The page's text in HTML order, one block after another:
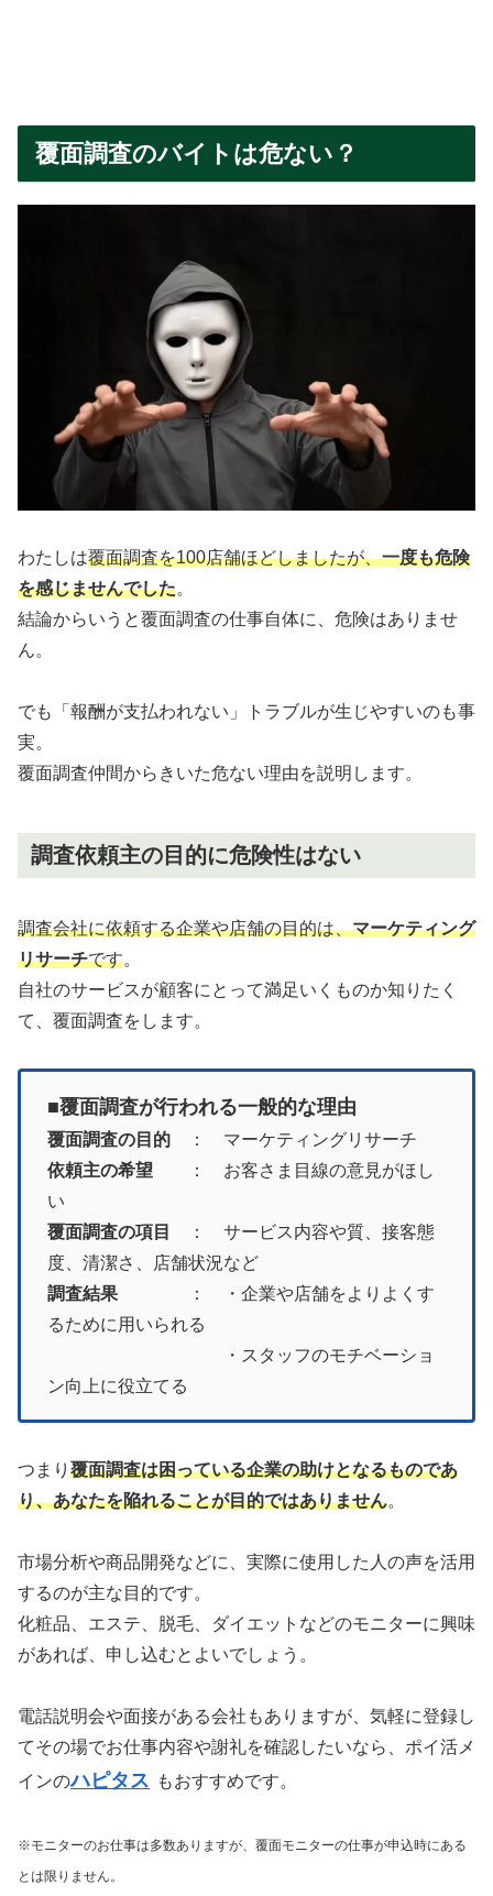
覆面調査のバイトは危ない？
わたしは覆面調査を100店舗ほどしましたが、一度も危険
を感じませんでした。
結論からいうと覆面調査の仕事自体に、危険はありませ
ん。
でも「報酬が支払われない」トラブルが生じやすいのも事
実。
覆面調査仲間からきいた危ない理由を説明します。
調査依頼主の目的に危険性はない
調査会社に依頼する企業や店舗の目的は、マーケティング
リサーチです。
自社のサービスが顧客にとって満足いくものか知りたく
て、覆面調査をします。
■覆面調査が行われる一般的な理由
覆面調査の目的 ： マーケティングリサーチ
依頼主の希望 ： お客さま目線の意見がほし
い
覆面調査の項目
： サービス内容や質、接客態
度、清潔さ、店舗状況など
調査結果 ： ・企業や店舗をよりよくす
るために用いられる
・スタッフのモチベーショ
ン向上に役立てる
つまり 覆面調査は困っている企業の助けとなるものであ
り、あなたを陥れることが目的ではありません。
市場分析や商品開発などに、実際に使用した人の声を活用
するのが主な目的です。
化粧品、エステ、脱毛、ダイエットなどのモニターに興味
があれば、申し込むとよいでしょう。
電話説明会や面接がある会社もありますが、気軽に登録し
てその場でお仕事内容や謝礼を確認したいなら、ポイ活メ
インのハピタス もおすすめです。
※モニターのお仕事は多数ありますが、覆面モニターの仕事が申込時にある
とは限りません。